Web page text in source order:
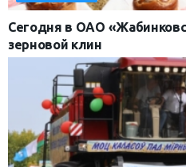
Cегодня в ОАО
зерновой клин